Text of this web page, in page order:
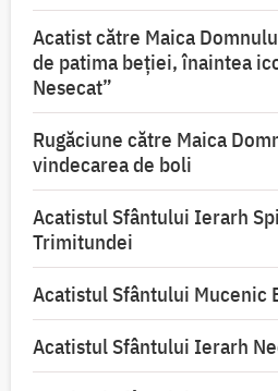
Acatist către Maica
de patima beției, înaintea
Nesecat”
Rugăciune către Maica
vindecarea de boli
Acatistul Sfântului Ierarh
Trimitundei
Acatistul Sfântului Mucenic
Acatistul Sfântului Ierarh